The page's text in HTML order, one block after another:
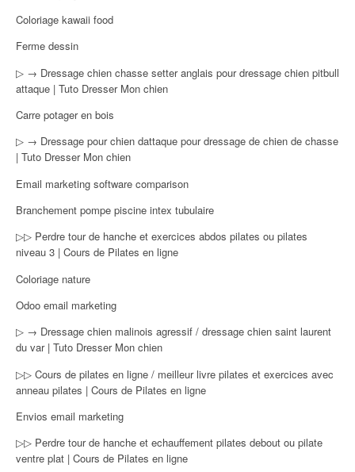
Coloriage kawaii food
Ferme dessin
▷ → Dressage chien chasse setter anglais pour dressage chien pitbull
attaque | Tuto Dresser Mon chien
Carre potager en bois
▷ → Dressage pour chien dattaque pour dressage de chien de chasse
| Tuto Dresser Mon chien
Email marketing software comparison
Branchement pompe piscine intex tubulaire
▷▷ Perdre tour de hanche et exercices abdos pilates ou pilates
niveau 3 | Cours de Pilates en ligne
Coloriage nature
Odoo email marketing
▷ → Dressage chien malinois agressif / dressage chien saint laurent
du var | Tuto Dresser Mon chien
▷▷ Cours de pilates en ligne / meilleur livre pilates et exercices avec
anneau pilates | Cours de Pilates en ligne
Envios email marketing
▷▷ Perdre tour de hanche et echauffement pilates debout ou pilate
ventre plat | Cours de Pilates en ligne